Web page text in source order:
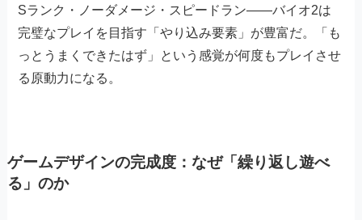
Sランク・ノーダメージ・スピードラン——バイオ2は
完璧なプレイを目指す「やり込み要素」が豊富だ。「も
っとうまくできたはず」という感覚が何度もプレイさせ
る原動力になる。
ゲームデザインの完成度：なぜ「繰り返し遊べ
る」のか